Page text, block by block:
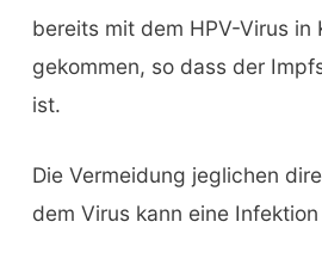
bereits mit dem HPV-Virus in
gekommen, so dass der
ist.
Die Vermeidung jeglichen
dem Virus kann eine